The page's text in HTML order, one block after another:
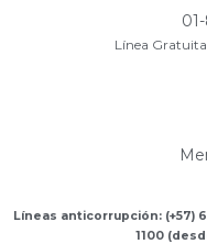
Línea
Líneas anticorrupción: (+57)
1100